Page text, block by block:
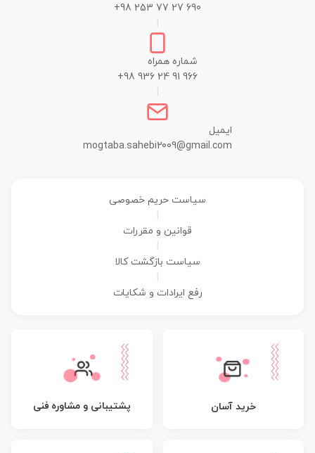
+98 253 77 27 690
شماره همراه
+98 936 24 91 966
ایمیل
mogtaba.sahebi2009@gmail.com
سیاست حریم خصوصی
قوانین و مقررات
سیاست بازگشت کالا
رفع ایرادات و شکایات
خرید آسان پشتیبانی و مشاوره فنی